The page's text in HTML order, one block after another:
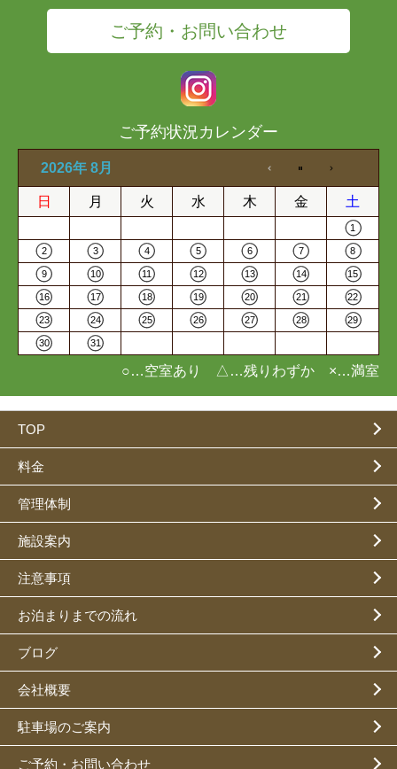
ご予約・お問い合わせ
ご予約状況カレンダー
2026年 8月
日 月 火 水 木 金 土
1
2 3 4 5 6 7 8
9 10 11 12 13 14 15
16 17 18 19 20 21 22
23 24 25 26 27 28 29
30 31
○…空室あり △…残りわずか ×…満室
TOP
料金
管理体制
施設案内
注意事項
お泊まりまでの流れ
ブログ
会社概要
駐車場のご案内
ご予約・お問い合わせ